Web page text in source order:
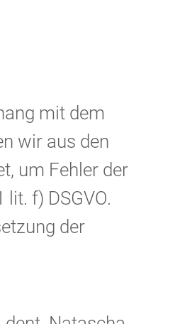
mit dem
wir aus den
um Fehler der
f) DSGVO.
der